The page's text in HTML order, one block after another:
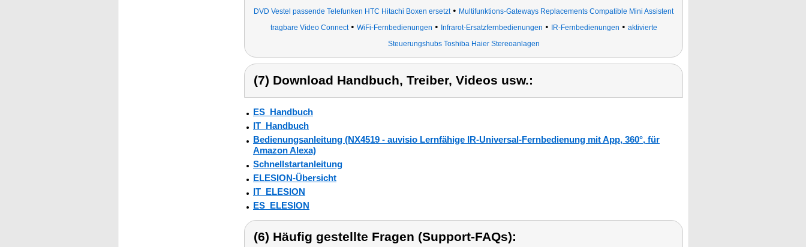
DVD Vestel passende Telefunken HTC Hitachi Boxen ersetzt• Multifunktions-Gateways Replacements Compatible Mini Assistent
tragbare Video Connect• WiFi-Fernbedienungen • Infrarot-Ersatzfernbedienungen • IR-Fernbedienungen • aktivierte
Steuerungshubs Toshiba Haier Stereoanlagen
(7) Download Handbuch, Treiber, Videos usw.:
ES_Handbuch
IT_Handbuch
Bedienungsanleitung (NX4519 - auvisio Lernfähige IR-Universal-Fernbedienung mit App, 360°, für
Amazon Alexa)
Schnellstartanleitung
ELESION-Übersicht
IT_ELESION
ES_ELESION
(6) Häufig gestellte Fragen (Support-FAQs):